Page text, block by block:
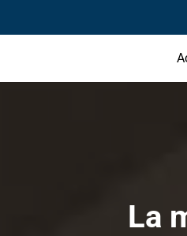
La